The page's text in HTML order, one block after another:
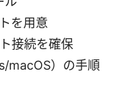
を用意
接続を確保
macOS）の手順